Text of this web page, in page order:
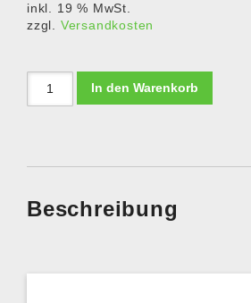
inkl. 19 % MwSt.
zzgl. Versandkosten
In den Warenkorb
Beschreibung